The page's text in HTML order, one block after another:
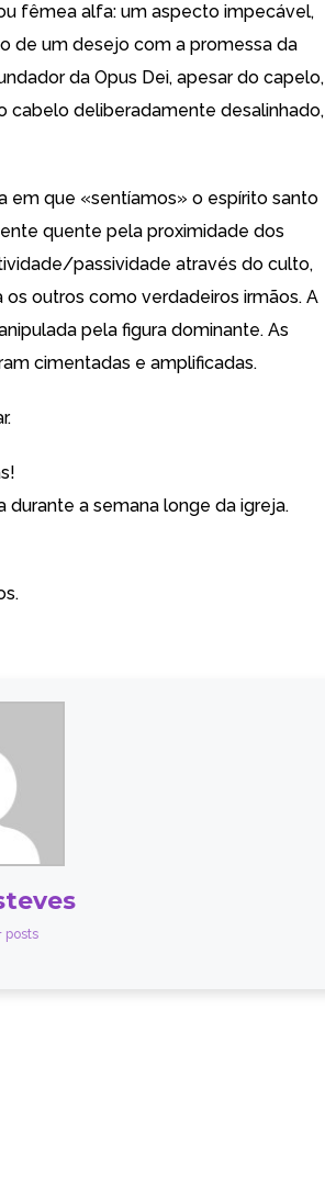
fêmea alfa: um aspecto impecável,
de um desejo com a promessa da
da Opus Dei, apesar do capelo,
cabelo deliberadamente desalinhado,
em que «sentíamos» o espírito santo
quente pela proximidade dos
passividade através do culto,
outros como verdadeiros irmãos. A
pela figura dominante. As
cimentadas e amplificadas.
durante a semana longe da igreja.
posts